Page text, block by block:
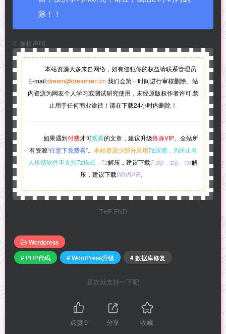
除！！
© 版权声明
本站资源大多来自网络，如有侵犯你的权益请联系管理员
E-mail:dream@dreamren.cn 我们会第一时间进行审核删除。站
内资源为网友个人学习或测试研究使用，未经原版权作者许可,禁
止用于任何商业途径！请在下载24小时内删除！
如果遇到付费才可观看的文章，建议升级终身VIP。 全站所
有资源“任意下免费看”。 本站资源少部分采用7z压缩， 为防止有
人压缩软件不支持7z格式 ，7z解压，建议下载7-zip ，zip、rar解
压，建议下载WinRAR。
THE END
Wordpress
# PHP代码
# WordPress升级 # 数据库修复
喜欢就支持一下吧
点赞9 分享 收藏